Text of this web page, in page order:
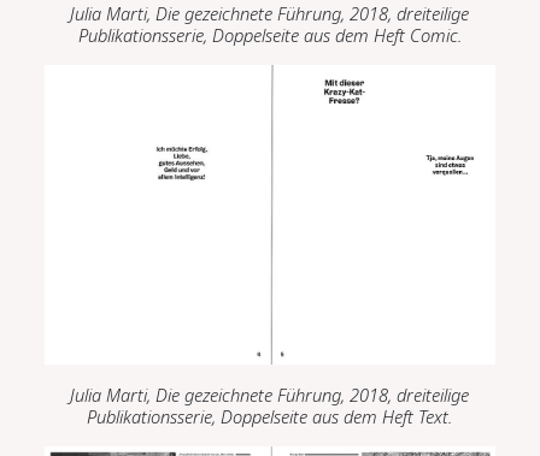
Julia Marti,Die gezeichnete Führung, 2018, dreiteilige
Publikationsserie, Doppelseite aus dem Heft Comic.
Julia Marti,Die gezeichnete Führung, 2018, dreiteilige
Publikationsserie, Doppelseite aus dem Heft Text.